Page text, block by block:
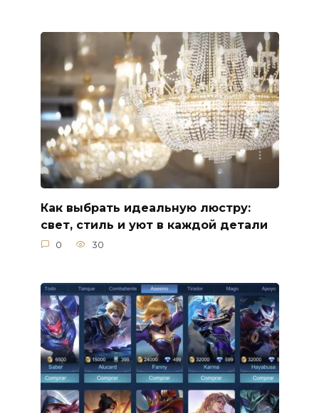
Как выбрать идеальную люстру:
свет, стиль и уют в каждой детали
0 30